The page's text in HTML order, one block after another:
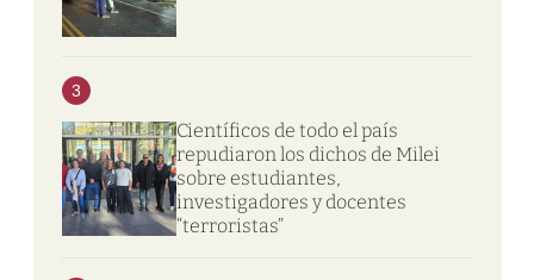
3
Científicos de todo el país
repudiaron los dichos de Milei
sobre estudiantes,
investigadores y docentes
“terroristas”